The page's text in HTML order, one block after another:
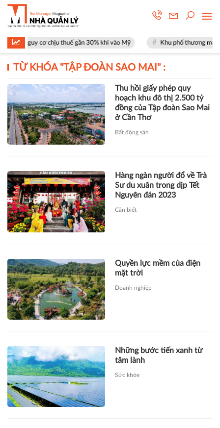
nguy cơ chịu thuế gần 30% khi vào Mỹ Khu phố thương mại
TỪ KHÓA "TẬP ĐOÀN SAO MAI " :
Thu hồi giấy phép quy
hoạch khu đô thị 2.500 tỷ
đồng của Tập đoàn Sao Mai
ở Cần Thơ
Bất động sản
Hàng ngàn người đổ về Trà
Sư du xuân trong dịp Tết
Nguyên đán 2023
Cần biết
Quyền lực mềm của điện
mặt trời
Doanh nghiệp
Những bước tiến xanh từ
tâm lành
Sức khỏe